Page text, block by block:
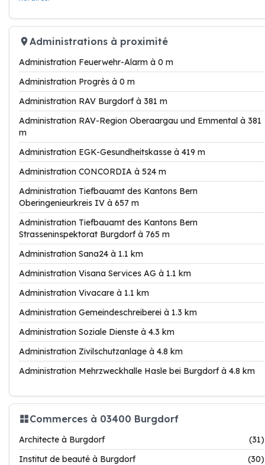
Administrations à proximité
Administration Feuerwehr-Alarm à 0 m
Administration Progrès à 0 m
Administration RAV Burgdorf à 381 m
Administration RAV-Region Oberaargau und Emmental à 381
m
Administration EGK-Gesundheitskasse à 419 m
Administration CONCORDIA à 524 m
Administration Tiefbauamt des Kantons Bern
Oberingenieurkreis IV à 657 m
Administration Tiefbauamt des Kantons Bern
Strasseninspektorat Burgdorf à 765 m
Administration Sana24 à 1.1 km
Administration Visana Services AG à 1.1 km
Administration Vivacare à 1.1 km
Administration Gemeindeschreiberei à 1.3 km
Administration Soziale Dienste à 4.3 km
Administration Zivilschutzanlage à 4.8 km
Administration Mehrzweckhalle Hasle bei Burgdorf à 4.8 km
Commerces à 03400 Burgdorf
Architecte à Burgdorf
(31)
Institut de beauté à Burgdorf
(30)